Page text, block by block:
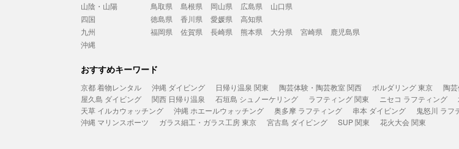
山陰・山陽
鳥取県 島根県 岡山県 広島県
山口県
四国
徳島県 香川県 愛媛県
高知県
九州
福岡県 佐賀県 長崎県 熊本県 大分県 宮崎県
鹿児島県
沖縄
おすすめキーワード
京都 着物レンタル 沖縄 ダイビング 日帰り温泉 関東 陶芸体験・陶芸教室 関西 ボルダリング 東京 陶
屋久島 ダイビング
関西 日帰り温泉 石垣島 シュノーケリング ラフティング 関東 ニセコ ラフティング
天草 イルカウォッチング
沖縄 ホエールウォッチング 奥多摩 ラフティング 串本 ダイビング 鬼怒川 ラフ
沖縄 マリンスポーツ
ガラス細工・ガラス工房 東京 宮古島 ダイビング SUP 関東 花火大会 関東